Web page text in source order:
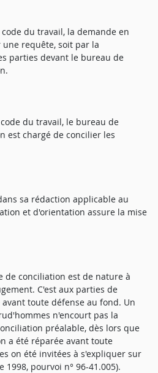
du travail, la demande en
requête, soit par la
parties devant le bureau de
du travail, le bureau de
est chargé de concilier les
sa rédaction applicable au
et d'orientation assure la mise
de conciliation est de nature à
C'est aux parties de
toute défense au fond. Un
n'encourt pas la
préalable, dès lors que
a été réparée avant toute
on été invitées à s'expliquer sur
1998, pourvoi n° 96-41.005).